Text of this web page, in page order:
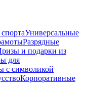
Универсальные
Разрядные
и подарки из
для
с символикой
Корпоративные